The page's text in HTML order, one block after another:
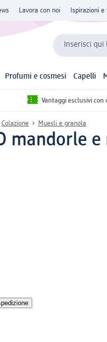
Lavora con noi Ispirazioni e
Inserisci
Profumi e cosmesi Capelli
Vantaggi esclusivi con
Colazione Muesli e granola
mandorle